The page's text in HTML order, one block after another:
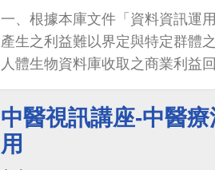
一、根據本庫文件「資料資訊運
產生之利益難以界定與特定群體
人體生物資料庫收取之商業利益
罹病造成經濟困境，中醫大附醫
心概況、確認福利身份以及社會
程導致個案/ 家庭面臨之困境需
明、財稅文件資料後，提供適切
中醫視訊講座-中醫
用